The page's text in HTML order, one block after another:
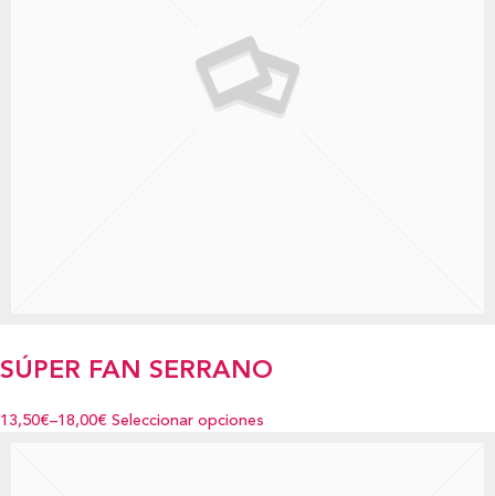
SÚPER FAN SERRANO
13,50€–18,00€ Seleccionar opciones